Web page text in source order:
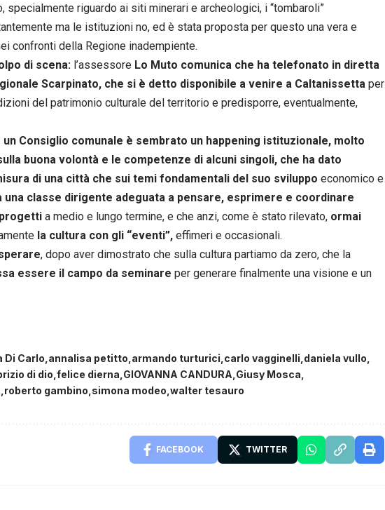
specialmente riguardo ai siti minerari e archeologici, i “tombaroli”
ma le istituzioni no, ed è stata proposta per questo una vera e
confronti della Regione inadempiente.
di scena: l’assessore Lo Muto comunica che ha telefonato in diretta
Scarpinato, che si è detto disponibile a venire a Caltanissetta per
del patrimonio culturale del territorio e predisporre, eventualmente,
un Consiglio comunale è sembrato un happening istituzionale, molto
buona volontà e le competenze di alcuni singoli, che ha dato
di una città che sui temi fondamentali del suo sviluppo economico e
una classe dirigente adeguata a pensare, esprimere e coordinare
a medio e lungo termine, e che anzi, come è stato rilevato, ormai
la cultura con gli “eventi”, effimeri e occasionali.
, dopo aver dimostrato che sulla cultura partiamo da zero, che la
essere il campo da seminare per generare finalmente una visione e un
Di Carlo annalisa petitto armando turturici carlo vagginelli daniela vullo
di dio felice dierna GIOVANNA CANDURA Giusy Mosca
roberto gambino simona modeo walter tesauro
FACEBOOK TWITTER